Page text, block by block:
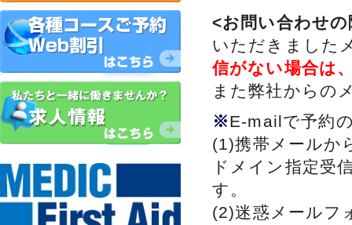
<お問い合わせ
いただきました
信がない場合は
また弊社からの
※E-mailで予約
(1)携帯メール
ドメイン指定受
す。
(2)迷惑メールフ